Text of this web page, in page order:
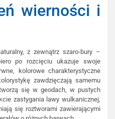
wierności i
z zewnątrz szaro-bury –
po rozcięciu ukazuje swoje
kolorowe charakterystyczne
zawdzięczają samemu
się w geodach, w pustych
zastygania lawy wulkanicznej,
się roztworami zawierającymi